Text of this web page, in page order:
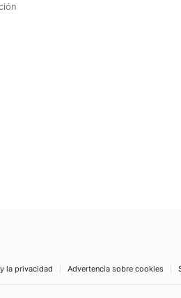
la privacidad Advertencia sobre cookies